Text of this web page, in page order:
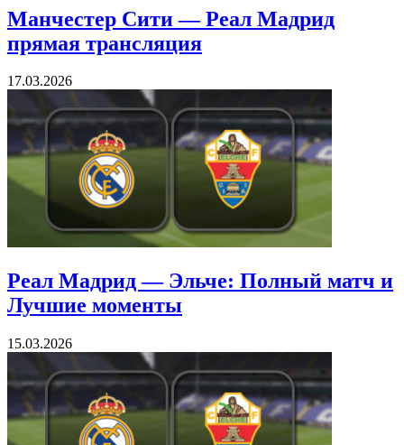
Манчестер Сити — Реал Мадрид
прямая трансляция
17.03.2026
Реал Мадрид — Эльче: Полный матч и
Лучшие моменты
15.03.2026